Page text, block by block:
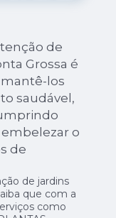
de
Grossa é
los
saudável,
o
de
de jardins
que com a
como